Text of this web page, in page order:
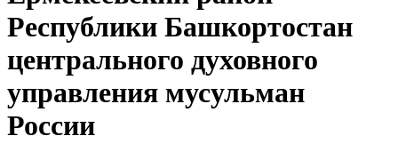
Республики Башкортостан
центрального духовного
управления мусульман
России